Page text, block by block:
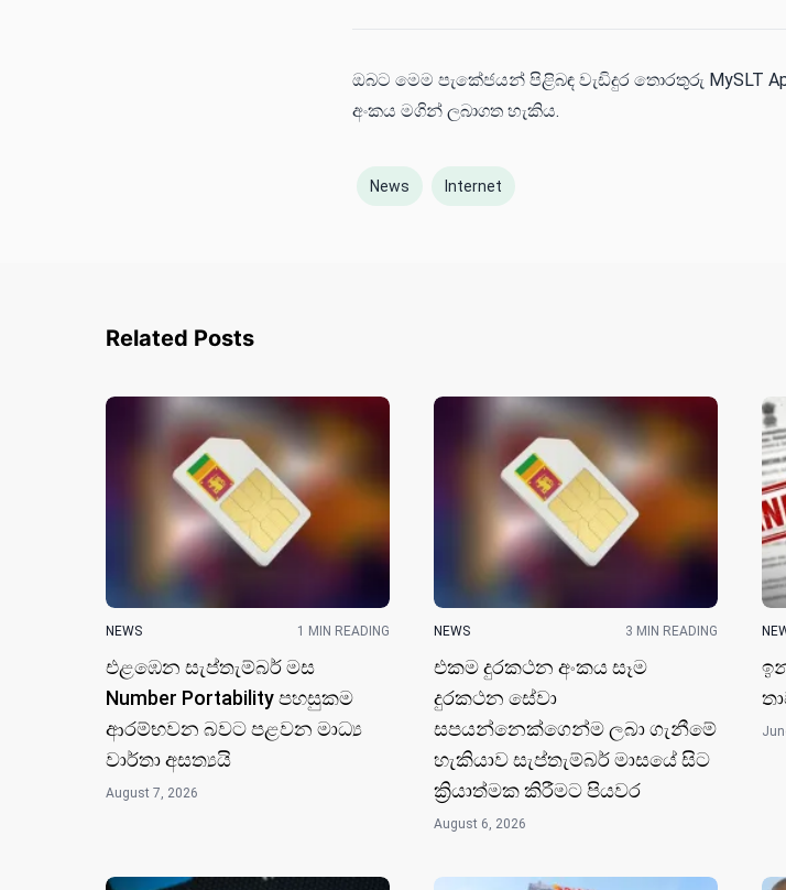
ඔබට මෙම පැකේජයන් පිළිබඳ වැඩිදුර තොරතුරු MySLT
අංකය මගින් ලබාගත හැකිය.
News Internet
Related Posts
NEWS 1 MIN READING
එළඹෙන සැප්තැම්බර් මස
Number Portability පහසුකම
ආරම්භවන බවට පළවන මාධ්‍ය
වාර්තා අසත්‍යයි
August 7, 2026
NEWS 3 MIN READING
එකම දුරකථන අංකය සෑම
දුරකථන සේවා
සපයන්නෙක්ගෙන්ම ලබා ගැනීමේ
හැකියාව සැප්තැම්බර් මාසයේ සිට
ක්‍රියාත්මක කිරීමට පියවර
August 6, 2026